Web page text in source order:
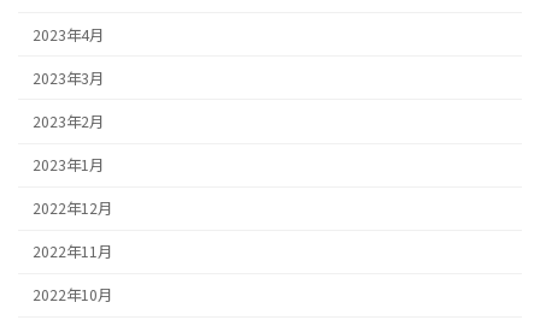
2023年4月
2023年3月
2023年2月
2023年1月
2022年12月
2022年11月
2022年10月